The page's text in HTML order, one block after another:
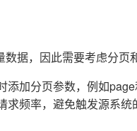
据，因此需要考虑分页
添加分页参数，例如
求频率，避免触发源系